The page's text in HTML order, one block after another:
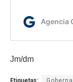
Jm/dm
Etiquetas: